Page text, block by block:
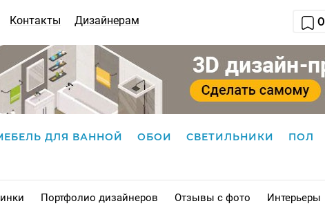
Контакты Дизайнерам 0
ДЛЯ ВАННОЙ ОБОИ СВЕТИЛЬНИКИ ПОЛ
Портфолио дизайнеров Отзывы с фото Интерьеры